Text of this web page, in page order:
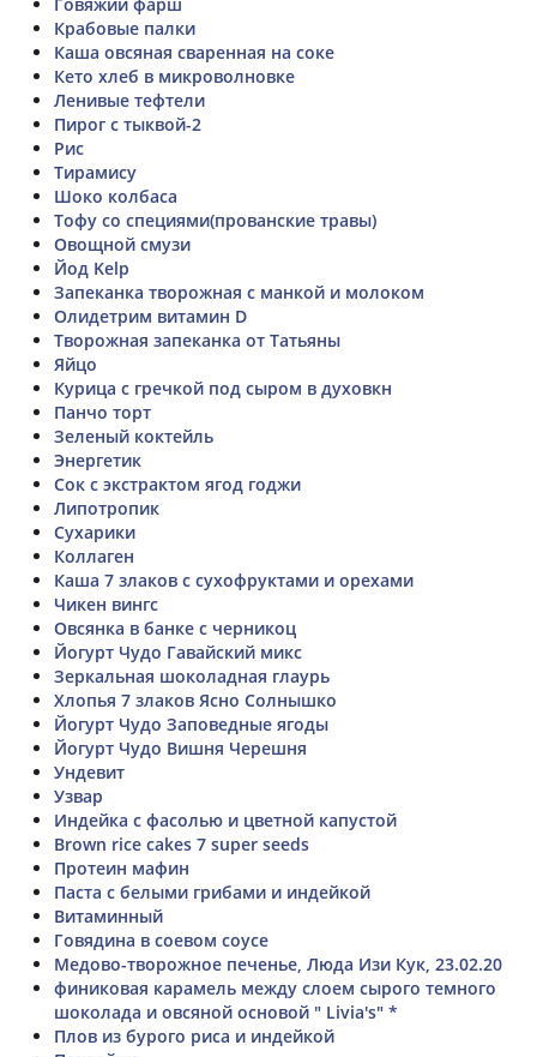
Крабовые палки
Каша овсяная сваренная на соке
Кето хлеб в микроволновке
Ленивые тефтели
Пирог с тыквой-2
Рис
Тирамису
Шоко колбаса
Тофу со специями(прованские травы)
Овощной смузи
Йод Kelp
Запеканка творожная с манкой и молоком
Олидетрим витамин D
Творожная запеканка от Татьяны
Яйцо
Курица с гречкой под сыром в духовкн
Панчо торт
Зеленый коктейль
Энергетик
Сок с экстрактом ягод годжи
Липотропик
Сухарики
Коллаген
Каша 7 злаков с сухофруктами и орехами
Чикен вингс
Овсянка в банке с черникоц
Йогурт Чудо Гавайский микс
Зеркальная шоколадная глаурь
Хлопья 7 злаков Ясно Солнышко
Йогурт Чудо Заповедные ягоды
Йогурт Чудо Вишня Черешня
Ундевит
Узвар
Индейка с фасолью и цветной капустой
Brown rice cakes 7 super seeds
Протеин мафин
Паста с белыми грибами и индейкой
Витаминный
Говядина в соевом соусе
Медово-творожное печенье, Люда Изи Кук, 23.02.20
финиковая карамель между слоем сырого темного
шоколада и овсяной основой " Livia's" *
Плов из бурого риса и индейкой